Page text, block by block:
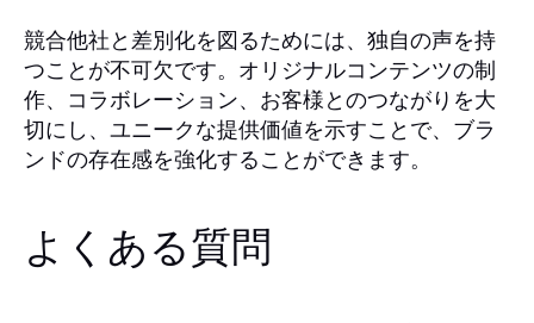
競合他社と差別化を図るためには、独自の声を持
つことが不可欠です。オリジナルコンテンツの制
作、コラボレーション、お客様とのつながりを大
切にし、ユニークな提供価値を示すことで、ブラ
ンドの存在感を強化することができます。
よくある質問